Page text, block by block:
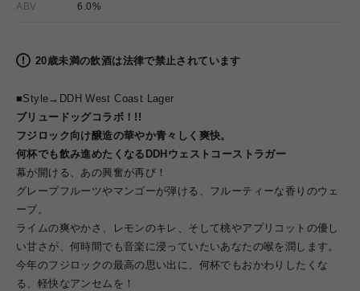
ABV 6.0%
20歳未満の飲酒は法律で禁止されています
■Style→ DDH West Coast Lager
ブリュードッグコラボ！!!
フジロック向け醸造の華やか青々しく爽快。
何杯でも飲み進めたくなるDDHウェストコーストラガー
幕が開ける、あの興奮が再び！
グレープフルーツやマンゴーが弾ける、フルーティーな香りのウェ
ーブ。
ライムの爽やかさ、レモンのキレ、そして桃やアプリコットの優し
い甘さが、何時間でも音楽に浸っていたいあなたの喉を潤します。
今年のフジロックの最高の思い出に、何杯でもおかわりしたくな
る、軽快なアンセムを！